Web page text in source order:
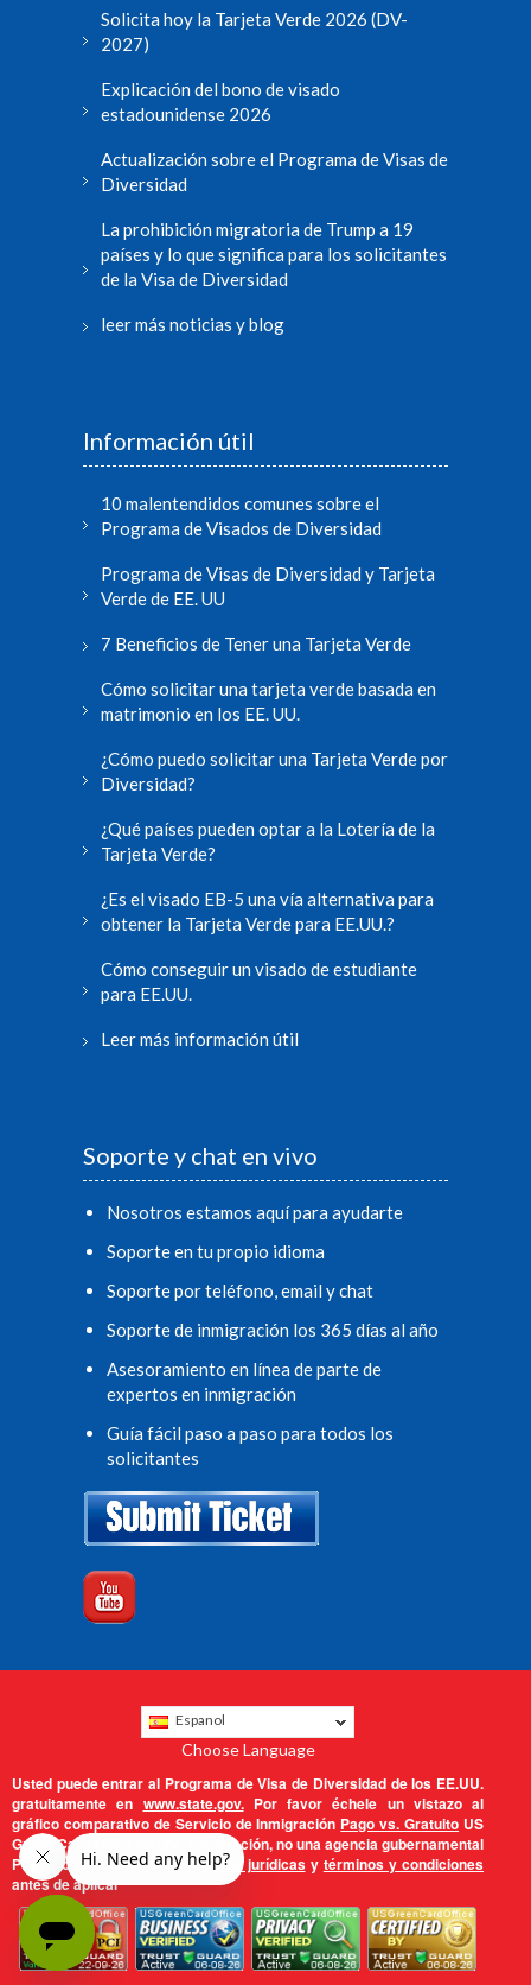
Solicita hoy la Tarjeta Verde 2026 (DV-
2027)
Explicación del bono de visado
estadounidense 2026
Actualización sobre el Programa de Visas de
Diversidad
La prohibición migratoria de Trump a 19
países y lo que significa para los solicitantes
de la Visa de Diversidad
leer más noticias y blog
Información útil
10 malentendidos comunes sobre el
Programa de Visados de Diversidad
Programa de Visas de Diversidad y Tarjeta
Verde de EE. UU
7 Beneficios de Tener una Tarjeta Verde
Cómo solicitar una tarjeta verde basada en
matrimonio en los EE. UU.
¿Cómo puedo solicitar una Tarjeta Verde por
Diversidad?
¿Qué países pueden optar a la Lotería de la
Tarjeta Verde?
¿Es el visado EB-5 una vía alternativa para
obtener la Tarjeta Verde para EE.UU.?
Cómo conseguir un visado de estudiante
para EE.UU.
Leer más información útil
Soporte y chat en vivo
Nosotros estamos aquí para ayudarte
Soporte en tu propio idioma
Soporte por teléfono, email y chat
Soporte de inmigración los 365 días al año
Asesoramiento en línea de parte de
expertos en inmigración
Guía fácil paso a paso para todos los
solicitantes
Espanol
Choose Language
Usted puede entrar al Programa de Visa de Diversidad de los EE.UU.
gratuitamente en www.state.gov.Por favor échele un vistazo al
gráfico comparativo de Servicio de Inmigración Pago vs. Gratuito US
Green Card Office es una corporación, no una agencia gubernamental
Por favor lea nuestradeclaración jurídicasy términos y condiciones
antes de aplicar